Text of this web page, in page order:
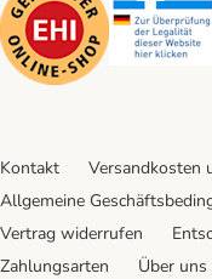
Kontakt Versandkosten
Allgemeine
Vertrag widerrufen
Zahlungsarten
Über uns